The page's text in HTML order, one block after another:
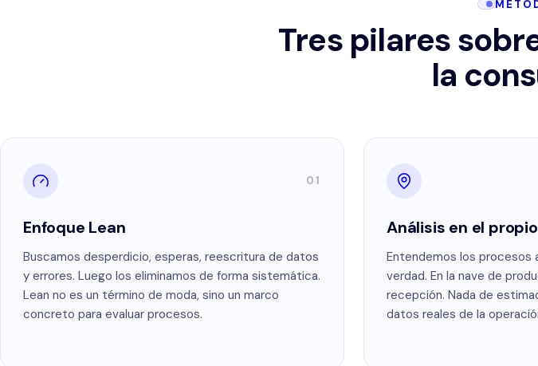
Tres pilares
la
01
Enfoque Lean
Buscamos desperdicio, esperas, reescritura de datos
y errores. Luego los eliminamos de forma sistemática.
Lean no es un término de moda, sino un marco
concreto para evaluar procesos.
Análisis en el
Entendemos los procesos
verdad. En la nave de
recepción. Nada de
datos reales de la